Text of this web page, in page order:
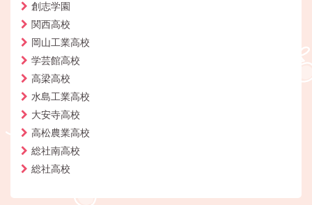
創志学園
関西高校
岡山工業高校
学芸館高校
高梁高校
水島工業高校
大安寺高校
高松農業高校
総社南高校
総社高校